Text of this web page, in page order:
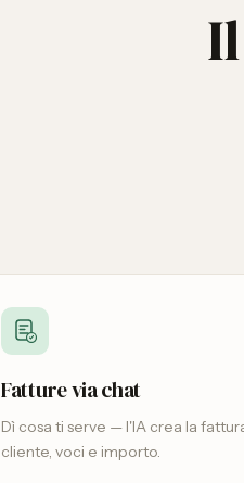
Fatture via chat
Dì cosa ti serve — l'IA crea la
cliente, voci e importo.